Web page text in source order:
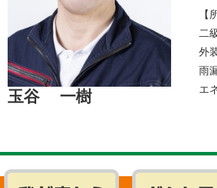
玉谷 一樹
【
二
外
雨
エ